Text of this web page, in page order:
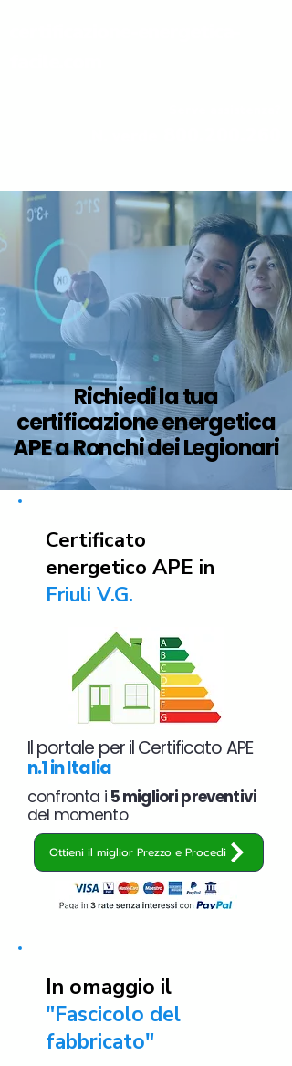
Richiedi la tua
certificazione energetica
APE a Ronchi dei Legionari
Certificato
energetico APE in
Friuli V.G.
Il portale per il Certificato APE
n.1 in Italia
confronta i 5 migliori preventivi
del momento
Ottieni il miglior Prezzo e Procedi
In omaggio il
"Fascicolo del
fabbricato"